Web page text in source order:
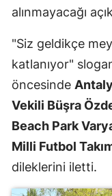
alınmayacağı
"Siz geldikçe
katlanıyor"
öncesinde
Vekili Büşra
Beach Park
Milli Futbol
dileklerini iletti.